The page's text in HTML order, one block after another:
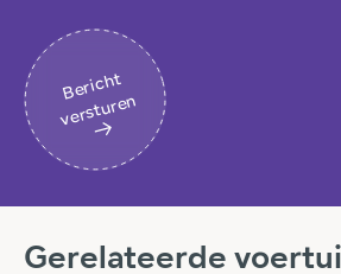
B
eri
c
ht
v
erst
ur
en
Gerelateerde